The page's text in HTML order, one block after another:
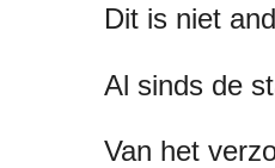
Dit is niet
Al sinds de
Van het